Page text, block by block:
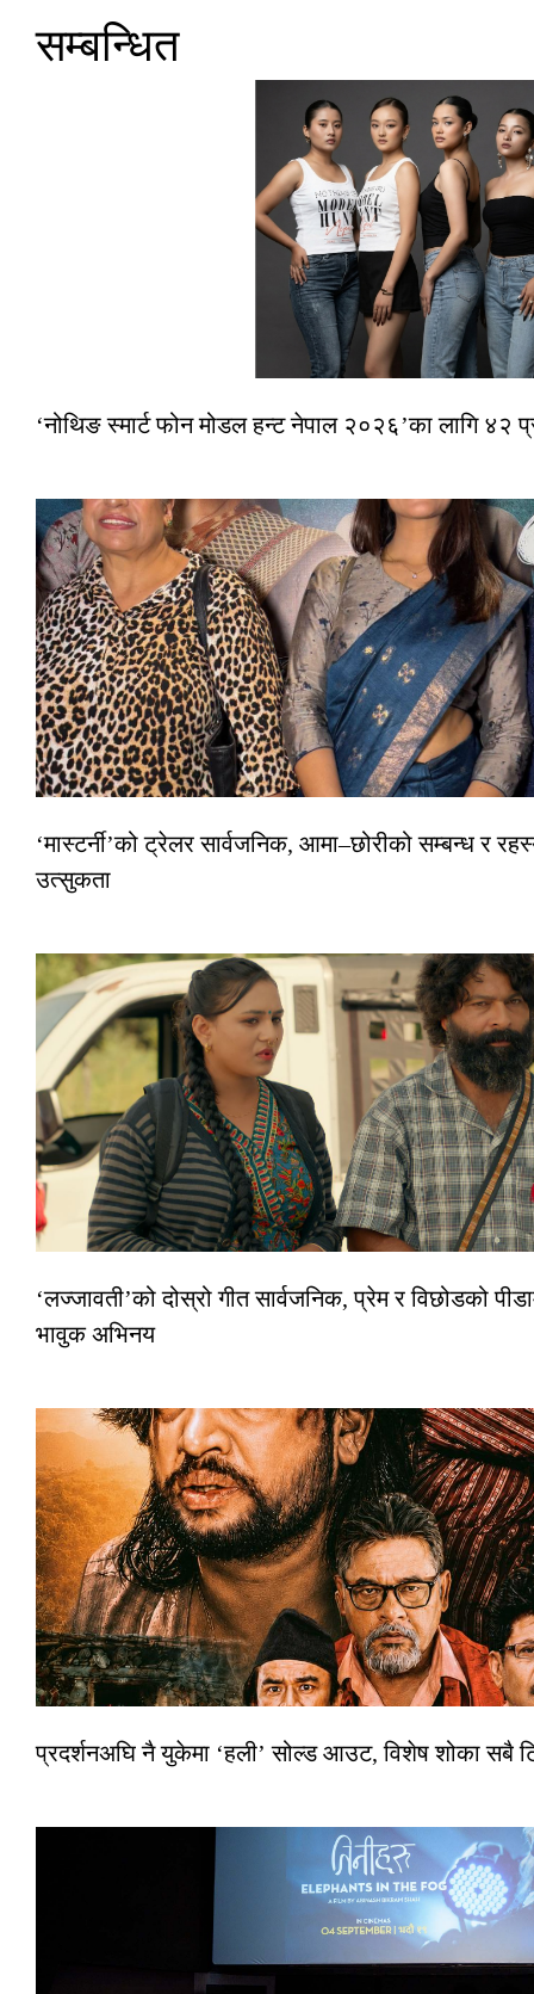
सम्बन्धित
‘नोथिङ स्मार्ट फोन मोडल हन्ट नेपाल २०२६’का लागि ४२
‘मास्टर्नी’को ट्रेलर सार्वजनिक, आमा–छोरीको सम्बन्ध र
उत्सुकता
‘लज्जावती’को दोस्रो गीत सार्वजनिक, प्रेम र विछोडको
भावुक अभिनय
प्रदर्शनअघि नै युकेमा ‘हली’ सोल्ड आउट, विशेष शोका सबै